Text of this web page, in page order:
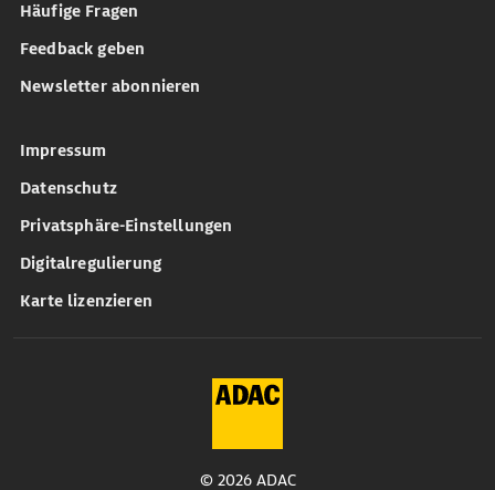
Häufige Fragen
Feedback geben
Newsletter abonnieren
Impressum
Datenschutz
Privatsphäre-Einstellungen
Digitalregulierung
Karte lizenzieren
© 2026 ADAC